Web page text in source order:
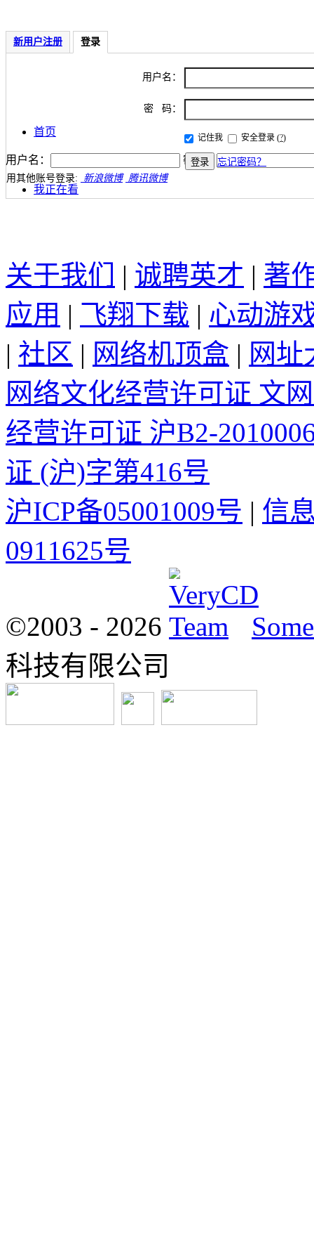
首页
用户名： 密码：
我正在看
新用户注册 登录
用户名：
密 码：
记住我 安全登录 (?)
忘记密码？
用其他账号登录:
新浪微博 腾讯微博
关于我们 | 诚聘英才 | 著
应用 | 飞翔下载 | 心动游
| 社区 | 网络机顶盒 | 网址
网络文化经营许可证 文
经营许可证 沪B2-
证 (沪)字第416号
沪ICP备05001009号 | 信
0911625号
©2003 - 2026
科技有限公司